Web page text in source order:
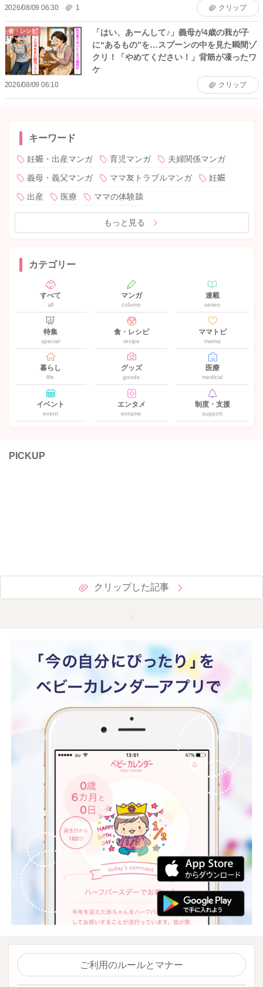
2026/08/09 06:30 1 クリップ
食・レシピ
「はい、あーんして♪」義母が4歳の我が子
に“あるもの”を…スプーンの中を見た瞬間ゾ
クリ！「やめてください！」背筋が凍ったワ
ケ
2026/08/09 06:10 クリップ
キーワード
妊娠・出産マンガ 育児マンガ
夫婦関係マンガ
義母・義父マンガ
ママ友トラブルマンガ
妊娠
出産
医療 ママの体験談
もっと見る
カテゴリー
すべて
all
マンガ
column
連載
series
特集
special
食・レシピ
recipe
ママトピ
mama
暮らし
life
グッズ
goods
医療
medical
イベント
event
エンタメ
entame
制度・支援
support
PICKUP
クリップした記事
ご利用のルールとマナー